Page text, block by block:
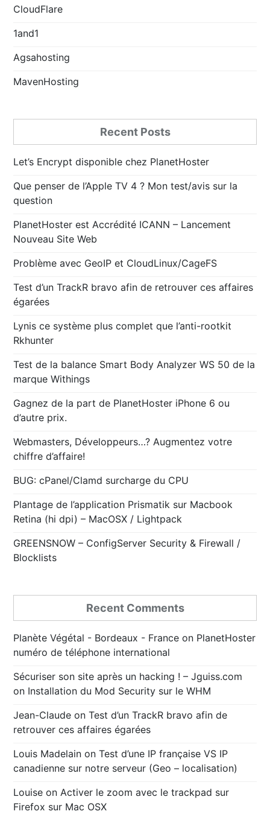
CloudFlare
1and1
Agsahosting
MavenHosting
Recent Posts
Let’s Encrypt disponible chez PlanetHoster
Que penser de l’Apple TV 4 ? Mon test/avis sur la
question
PlanetHoster est Accrédité ICANN – Lancement
Nouveau Site Web
Problème avec GeoIP et CloudLinux/CageFS
Test d’un TrackR bravo afin de retrouver ces affaires
égarées
Lynis ce système plus complet que l’anti-rootkit
Rkhunter
Test de la balance Smart Body Analyzer WS 50 de la
marque Withings
Gagnez de la part de PlanetHoster iPhone 6 ou
d’autre prix.
Webmasters, Développeurs…? Augmentez votre
chiffre d’affaire!
BUG: cPanel/Clamd surcharge du CPU
Plantage de l’application Prismatik sur Macbook
Retina (hi dpi) – MacOSX / Lightpack
GREENSNOW – ConfigServer Security & Firewall /
Blocklists
Recent Comments
Planète Végétal - Bordeaux - France on PlanetHoster
numéro de téléphone international
Sécuriser son site après un hacking ! – Jguiss.com
on Installation du Mod Security sur le WHM
Jean-Claude onTest d’un TrackR bravo afin de
retrouver ces affaires égarées
Louis Madelain onTest d’une IP française VS IP
canadienne sur notre serveur (Geo – localisation)
Louise on Activer le zoom avec le trackpad sur
Firefox sur Mac OSX